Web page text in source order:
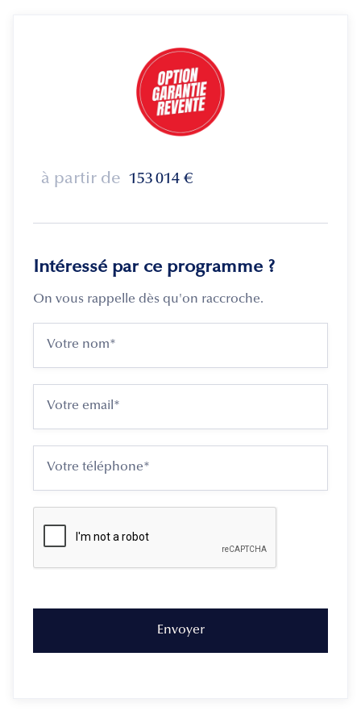
à partir de 153 014 €
Intéressé par ce programme ?
On vous rappelle dès qu'on raccroche.